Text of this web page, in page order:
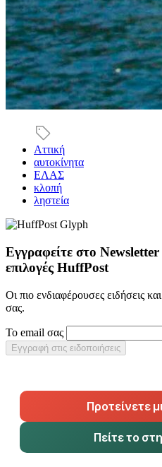
Αττική
αυτοκίνητα
ΕΛΑΣ
κλοπή
ληστεία
Εγγραφείτε στο
επιλογές HuffPost
Οι πιο ενδιαφέρουσες ειδήσεις
σας.
Το email σας
Εγγραφή στις ειδοποιήσεις
Προτείνετε
Πείτε το